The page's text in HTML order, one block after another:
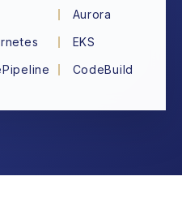
Aurora
EKS
CodeBuild